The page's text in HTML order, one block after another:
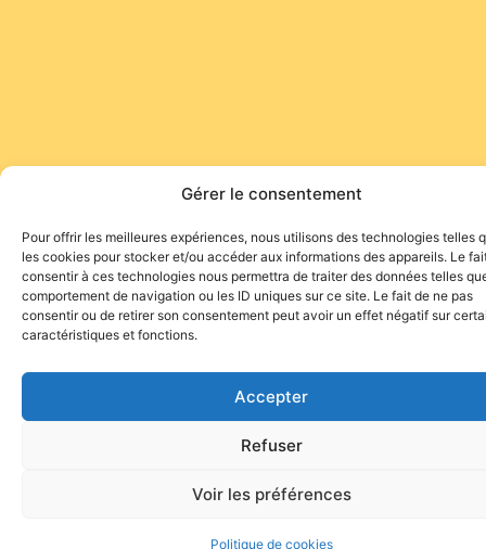
Gérer le consentement
Pour offrir les meilleures expériences, nous utilisons des technologies telles
les cookies pour stocker et/ou accéder aux informations des appareils. Le
consentir à ces technologies nous permettra de traiter des données telles
comportement de navigation ou les ID uniques sur ce site. Le fait de ne pas
consentir ou de retirer son consentement peut avoir un effet négatif sur
caractéristiques et fonctions.
Accepter
Refuser
Voir les préférences
Politique de cookies